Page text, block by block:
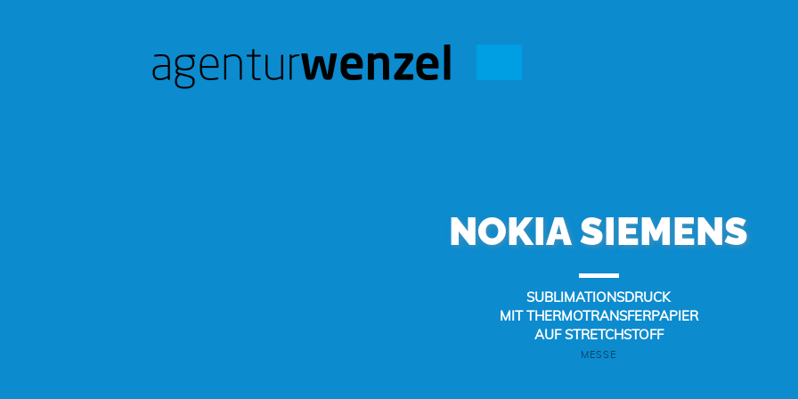
NOKIA SIEMENS
SUBLIMATIONSDRUCK
MIT THERMOTRANSFERPAPIER
AUF STRETCHSTOFF
MESSE